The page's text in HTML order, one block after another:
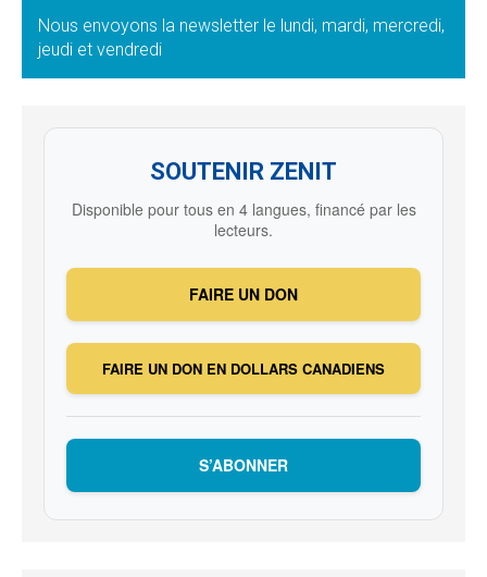
Nous envoyons la newsletter le lundi, mardi, mercredi,
jeudi et vendredi
SOUTENIR ZENIT
Disponible pour tous en 4 langues, financé par les
lecteurs.
FAIRE UN DON
FAIRE UN DON EN DOLLARS CANADIENS
S’ABONNER